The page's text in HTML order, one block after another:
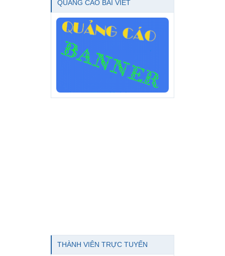
QUẢNG CÁO BÀI VIẾT
THÀNH VIÊN TRỰC TUYẾN